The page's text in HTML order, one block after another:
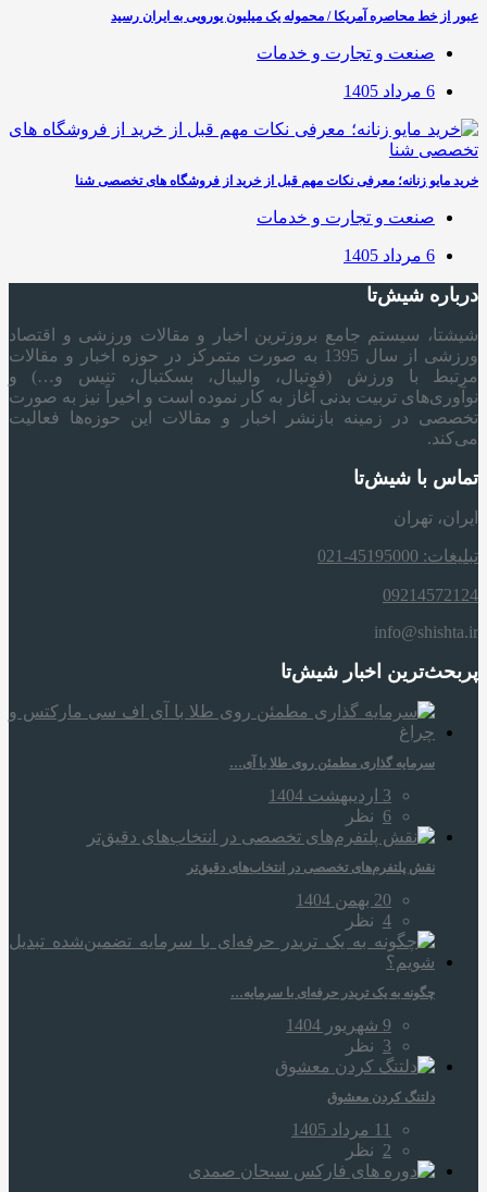
عبور از خط محاصره آمریکا / محموله یک میلیون یورویی به ایران رسید
صنعت و تجارت و خدمات
6 مرداد 1405
خرید مایو زنانه؛ معرفی نکات مهم قبل از خرید از فروشگاه های تخصصی شنا
صنعت و تجارت و خدمات
6 مرداد 1405
درباره شیش‌تا
شیشتا، سیستم جامع بروزترین اخبار و مقالات ورزشی و اقتصاد
ورزشی از سال 1395 به صورت متمرکز در حوزه اخبار و مقالات
مرتبط با ورزش (فوتبال، والیبال، بسکتبال، تنیس و…) و
نوآوری‌های تربیت بدنی آغاز به کار نموده است و اخیراً نیز به صورت
تخصصی در زمینه بازنشر اخبار و مقالات این حوزه‌ها فعالیت
می‌کند.
تماس با شیش‌تا
ایران، تهران
تبلیغات: 45195000-021
09214572124
info@shishta.ir
پربحث‌ترین اخبار شیش‌تا
سرمایه‌ گذاری مطمئن روی طلا با آی…
3 اردیبهشت 1404
6 نظر
نقش پلتفرم‌های تخصصی در انتخاب‌های دقیق‌تر
20 بهمن 1404
4 نظر
چگونه به یک تریدر حرفه‌ای با سرمایه…
9 شهریور 1404
3 نظر
دلتنگ کردن معشوق
11 مرداد 1405
2 نظر